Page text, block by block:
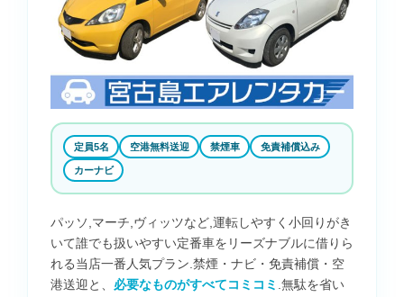
定員5名 空港無料送迎 禁煙車 免責補償込み
カーナビ
パッソ,マーチ,ヴィッツなど,運転しやすく小回りがき
いて誰でも扱いやすい定番車をリーズナブルに借りら
れる当店一番人気プラン.禁煙・ナビ・免責補償・空
港送迎と、 必要なものがすべてコミコミ .無駄を省い